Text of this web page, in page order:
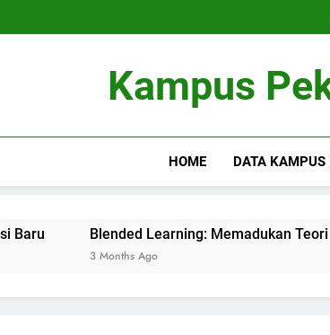
Kampus
HOME DATA KAMPUS
Blended Learning: Memadukan Teori dan
3 Months Ago